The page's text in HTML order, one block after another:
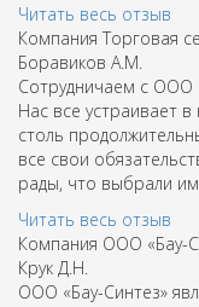
Читать весь отзыв
Компания Торговая
Боравиков А.М.
Сотрудничаем с ООО
Нас все устраивает
столь
все свои
рады, что выбрали
Читать весь отзыв
Компания ООО «Бау-
Крук Д.Н.
ООО «Бау-Синтез»